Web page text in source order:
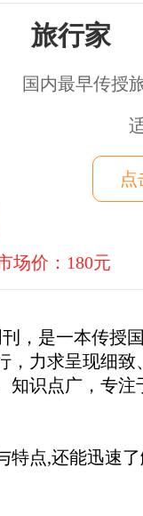
旅行家
国内最早传授
场价：180元
刊，是一本传授
，力求呈现细
知识点广，专
特点,还能迅速